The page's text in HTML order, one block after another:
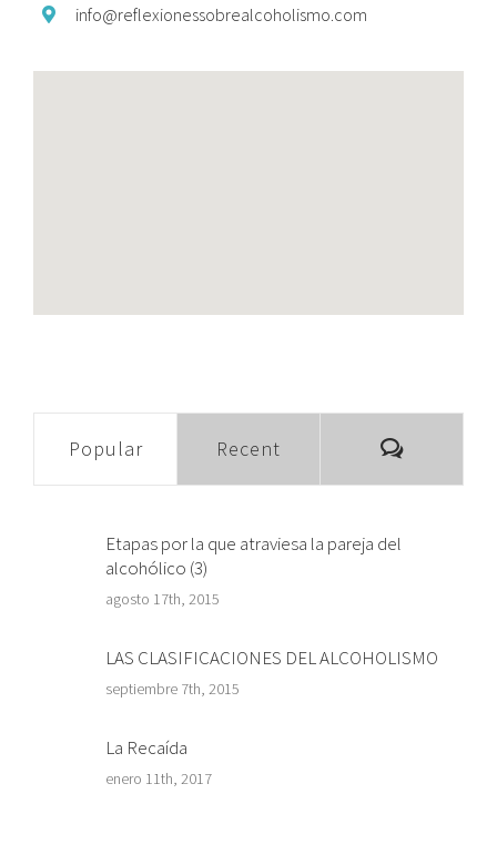
info@reflexionessobrealcoholismo. com
Popular Recent
Etapas por la que atraviesa la pareja del
alcohólico (3)
agosto 17th, 2015
LAS CLASIFICACIONES DEL ALCOHOLISMO
septiembre 7th, 2015
La Recaída
enero 11th, 2017